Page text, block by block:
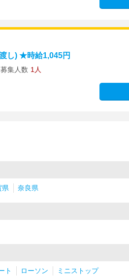
し) ★時給1,045円
募集人数 1人
県 奈良県
ト ローソン ミニストップ